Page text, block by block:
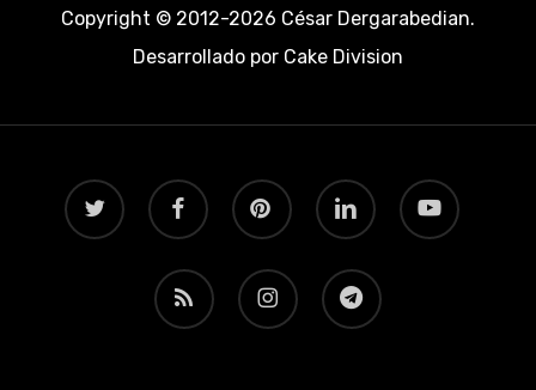
Copyright © 2012-2026 César Dergarabedian.
Desarrollado porCake Division
twitter facebook pinterest linkedin youtube
RSS instagram telegram